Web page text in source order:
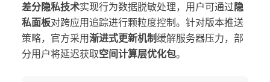
差分隐私技术实现行为数据脱敏处理，用户可通过 隐
私面板对跨应用追踪进行颗粒度控制。针对版本推送
策略，官方采用渐进式更新机制缓解服务器压力，部
分用户将延迟获取空间计算层优化包。